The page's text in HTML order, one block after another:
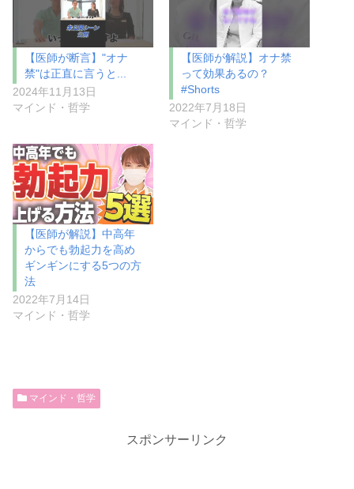
【医師が断言】"オナ
禁"は正直に言うと...
2024年11月13日
マインド・哲学
【医師が解説】オナ禁
って効果あるの？
#Shorts
2022年7月18日
マインド・哲学
【医師が解説】中高年
からでも勃起力を高め
ギンギンにする5つの方
法
2022年7月14日
マインド・哲学
マインド・哲学
スポンサーリンク